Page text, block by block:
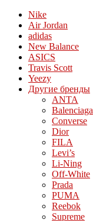
Nike
Air Jordan
adidas
New Balance
ASICS
Travis Scott
Yeezy
Другие бренды
ANTA
Balenciaga
Converse
Dior
FILA
Levi’s
Li-Ning
Off-White
Prada
PUMA
Reebok
Supreme